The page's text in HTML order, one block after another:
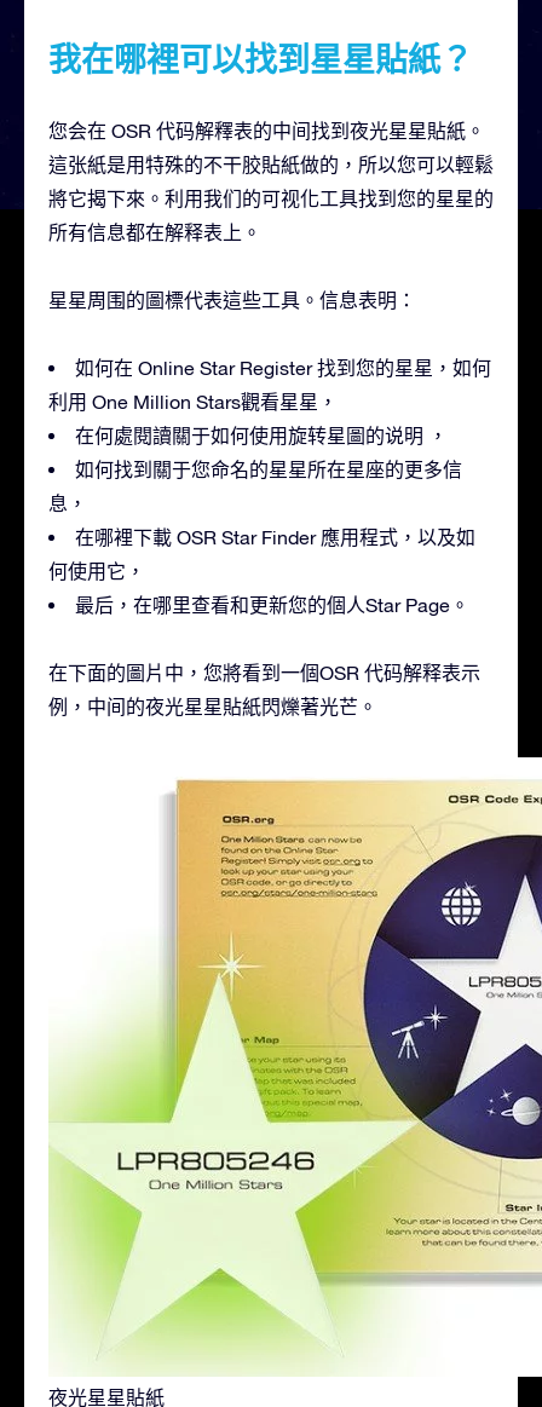
我在哪裡可以找到星星貼紙？
您会在 OSR 代码解釋表的中间找到夜光星星貼紙。
這张紙是用特殊的不干胶貼紙做的，所以您可以輕鬆
將它揭下來。利用我们的可视化工具找到您的星星的
所有信息都在解释表上。
星星周围的圖標代表這些工具。信息表明：
如何在 Online Star Register 找到您的星星，如何
利用 One Million Stars觀看星星，
在何處閱讀關于如何使用旋转星圖的说明 ，
如何找到關于您命名的星星所在星座的更多信
息，
在哪裡下載 OSR Star Finder 應用程式，以及如
何使用它，
最后，在哪里查看和更新您的個人Star Page。
在下面的圖片中，您將看到一個OSR 代码解释表示
例，中间的夜光星星貼紙閃爍著光芒。
夜光星星貼紙